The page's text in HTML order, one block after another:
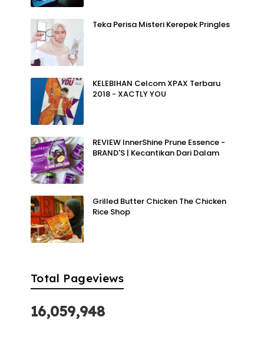
Teka Perisa Misteri Kerepek Pringles
KELEBIHAN Celcom XPAX Terbaru
2018 - XACTLY YOU
REVIEW InnerShine Prune Essence -
BRAND'S | Kecantikan Dari Dalam
Grilled Butter Chicken The Chicken
Rice Shop
Total Pageviews
16,059,948